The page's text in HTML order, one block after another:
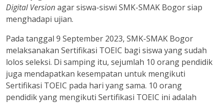
Digital Versionagar siswa-siswi SMK-SMAK Bogor siap
menghadapi ujian.
Pada tanggal 9 September 2023, SMK-SMAK Bogor
melaksanakan Sertifikasi TOEIC bagi siswa yang sudah
lolos seleksi. Di samping itu, sejumlah 10 orang pendidik
juga mendapatkan kesempatan untuk mengikuti
Sertifikasi TOEIC pada hari yang sama. 10 orang
pendidik yang mengikuti Sertifikasi TOEIC ini adalah